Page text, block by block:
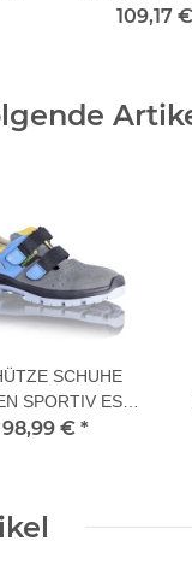
109,17 €
SCHUHE
SPORTIV ESD
SA S1 40 L
98,99 € *